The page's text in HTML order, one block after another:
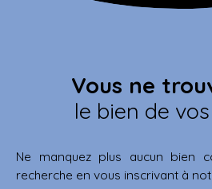
Vous ne
le bien de
Ne manquez plus aucun bien
recherche en vous inscrivant à